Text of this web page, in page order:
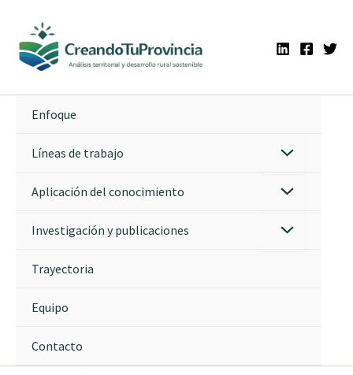
contenido
Enfoque
Líneas de trabajo
Aplicación del conocimiento
Investigación y publicaciones
Trayectoria
Equipo
Contacto